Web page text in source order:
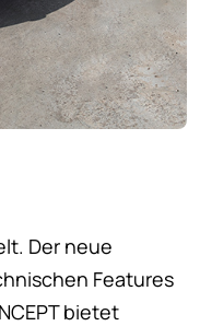
Der neue
Features
bietet